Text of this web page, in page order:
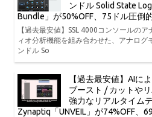
ンドル Solid State
Bundle」が50%OFF、75ドル圧倒
【過去最安値】SSL 4000コンソールの
ィオ分析機能を組み合わせた、アナログ
ンドル So
【過去最安値】AIに
ブースト / カットや
強力なリアルタイム
Zynaptiq「UNVEIL」が74%OFF、